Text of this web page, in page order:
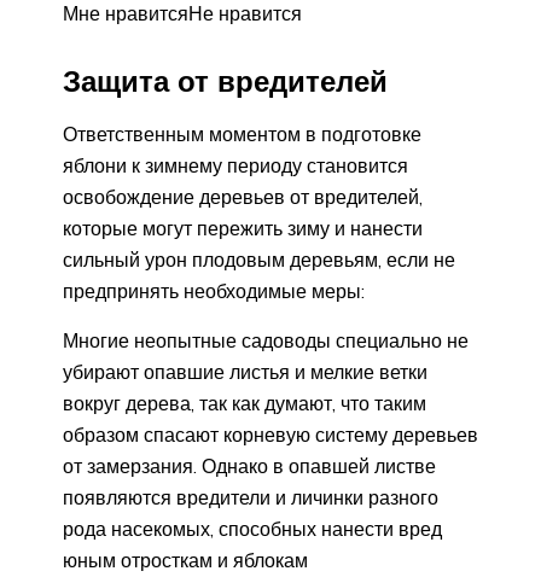
Мне нравитсяНе нравится
Защита от вредителей
Ответственным моментом в подготовке
яблони к зимнему периоду становится
освобождение деревьев от вредителей,
которые могут пережить зиму и нанести
сильный урон плодовым деревьям, если не
предпринять необходимые меры:
Многие неопытные садоводы специально не
убирают опавшие листья и мелкие ветки
вокруг дерева, так как думают, что таким
образом спасают корневую систему деревьев
от замерзания. Однако в опавшей листве
появляются вредители и личинки разного
рода насекомых, способных нанести вред
юным отросткам и яблокам